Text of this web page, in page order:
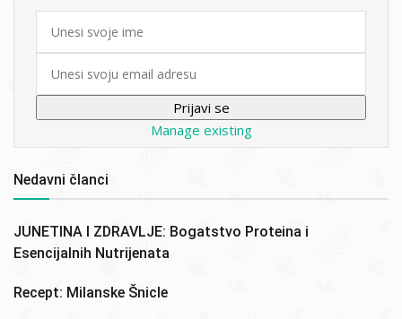
First
Manage existing
Nedavni članci
JUNETINA I ZDRAVLJE: Bogatstvo Proteina i
Esencijalnih Nutrijenata
Recept: Milanske Šnicle